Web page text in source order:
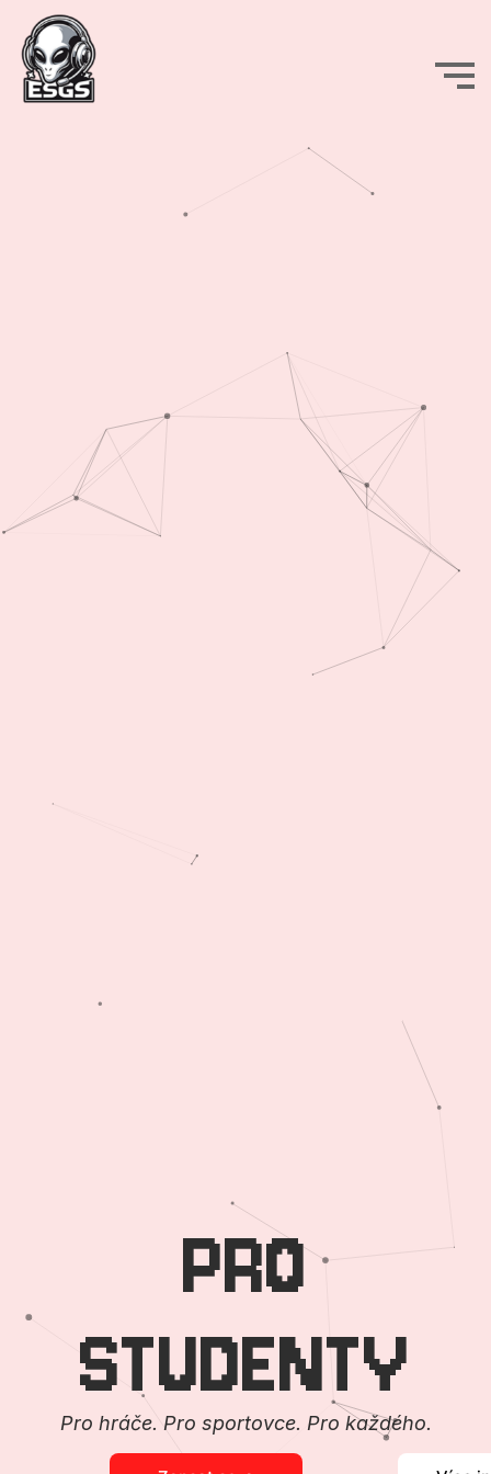
PRO
STUDENTY
Pro hráče. Pro sportovce. Pro každého.